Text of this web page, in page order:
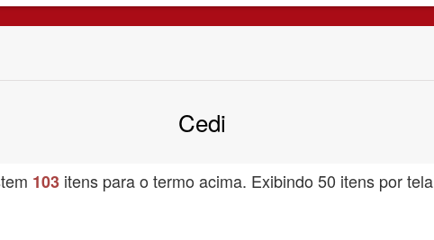
Cedi
103 itens para o termo acima. Exibindo 50 itens por tela